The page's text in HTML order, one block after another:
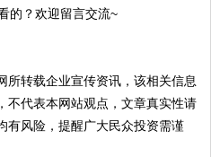
的？欢迎留言交流~
所转载企业宣传资讯，该相关信息
不代表本网站观点，文章真实性请
有风险，提醒广大民众投资需谨